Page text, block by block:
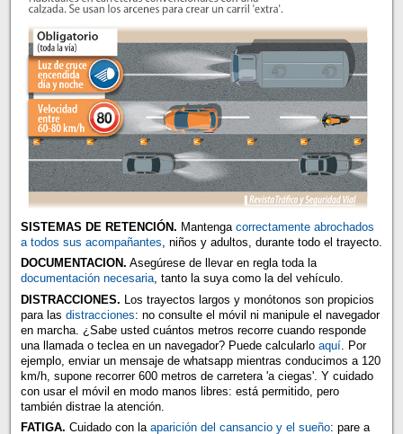
SISTEMAS DE RETENCIÓN. Mantenga correctamente abrochados
a todos sus acompañantes, niños y adultos, durante todo el trayecto.
DOCUMENTACION. Asegúrese de llevar en regla toda la
documentación necesaria, tanto la suya como la del vehículo.
DISTRACCIONES. Los trayectos largos y monótonos son propicios
para las distracciones: no consulte el móvil ni manipule el navegador
en marcha. ¿Sabe usted cuántos metros recorre cuando responde
una llamada o teclea en un navegador? Puede calcularlo aquí. Por
ejemplo, enviar un mensaje de whatsapp mientras conducimos a 120
km/h, supone recorrer 600 metros de carretera 'a ciegas'. Y cuidado
con usar el móvil en modo manos libres: está permitido, pero
también distrae la atención.
FATIGA. Cuidado con la aparición del cansancio y el sueño: pare a